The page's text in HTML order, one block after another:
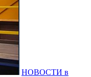
НОВОСТИ в